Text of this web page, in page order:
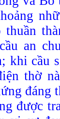
thuần
an
khi cầu
thờ
đáng
được